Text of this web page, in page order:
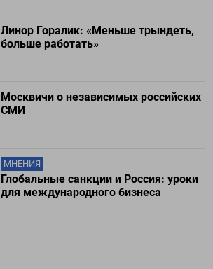
Линор Горалик: «Меньше трындеть,
больше работать»
Москвичи о независимых российских
СМИ
МНЕНИЯ
Глобальные санкции и Россия: уроки
для международного бизнеса